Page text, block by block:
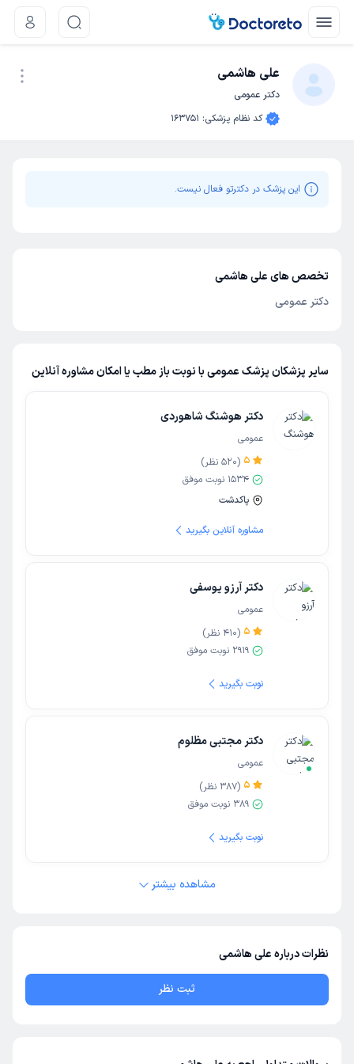
علی هاشمی
دکتر عمومی
کد نظام پزشکی:
163751
این پزشک در دکترتو فعال نیست.
تخصص های علی هاشمی
دکتر عمومی
سایر پزشکان پزشک عمومی با نوبت باز مطب یا امکان مشاوره آنلاین
دکتر هوشنگ شاهوردی
عمومی
5
(
520 نظر)
1534 نوبت موفق
پاکدشت
مشاوره آنلاین بگیرید
دکتر آرزو یوسفی
عمومی
5
(
410 نظر)
2919 نوبت موفق
نوبت بگیرید
دکتر مجتبی مظلوم
عمومی
5
(
387 نظر)
389 نوبت موفق
نوبت بگیرید
مشاهده بیشتر
نظرات درباره علی هاشمی
ثبت نظر